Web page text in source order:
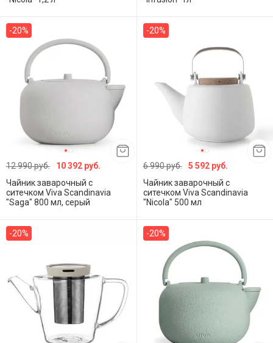
-20%
12 990 руб.
10 392 руб.
Чайник заварочный с
ситечком Viva Scandinavia
"Saga" 800 мл, серый
-20%
6 990 руб.
5 592 руб.
Чайник заварочный с
ситечком Viva Scandinavia
"Nicola" 500 мл
-20% -20%